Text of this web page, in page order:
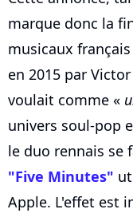
marque donc la
musicaux
en 2015 par
voulait comme «
univers soul-pop
le duo rennais se
"Five Minutes"
Apple. L'effet est